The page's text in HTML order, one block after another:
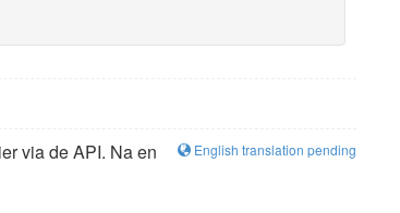
English translation pending
via de API. Na en